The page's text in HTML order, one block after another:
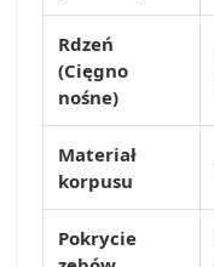
Rdzeń
(Cięgno
nośne)
Materiał
korpusu
Pokrycie